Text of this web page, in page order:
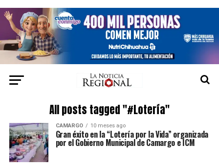
All posts tagged "#Lotería"
CAMARGO 10 meses ago
Gran éxito en la “Lotería por la Vida” organizada
por el Gobierno Municipal de Camargo e ICM